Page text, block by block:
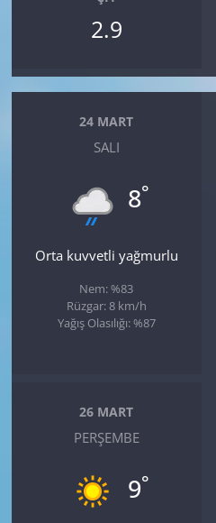
2.9
24 MART
SALI
8°
Orta kuvvetli yağmurlu
Nem: %83
Rüzgar: 8 km/h
Yağış Olasılığı: %87
26 MART
PERŞEMBE
9°